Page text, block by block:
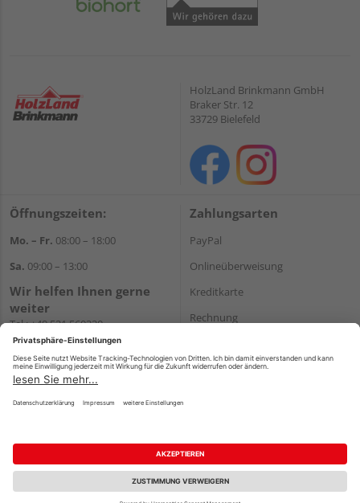
HolzLand Brinkmann GmbH
Braker Str. 12
33729 Bielefeld
Öffnungszeiten:
Mo. – Fr. 08:00 – 18:00
Sa. 09:00 – 13:00
Wir helfen Ihnen gerne
weiter
Tel.:+49 521 560320
E-Mail:shop@holzland-
brinkmann.de
Zahlungsarten
PayPal
Onlineüberweisung
Kreditkarte
Rechnung
Versand
Impressum AGB Widerruf
Datenschutz
Reservierungsbedingungen
Vertrag widerrufen